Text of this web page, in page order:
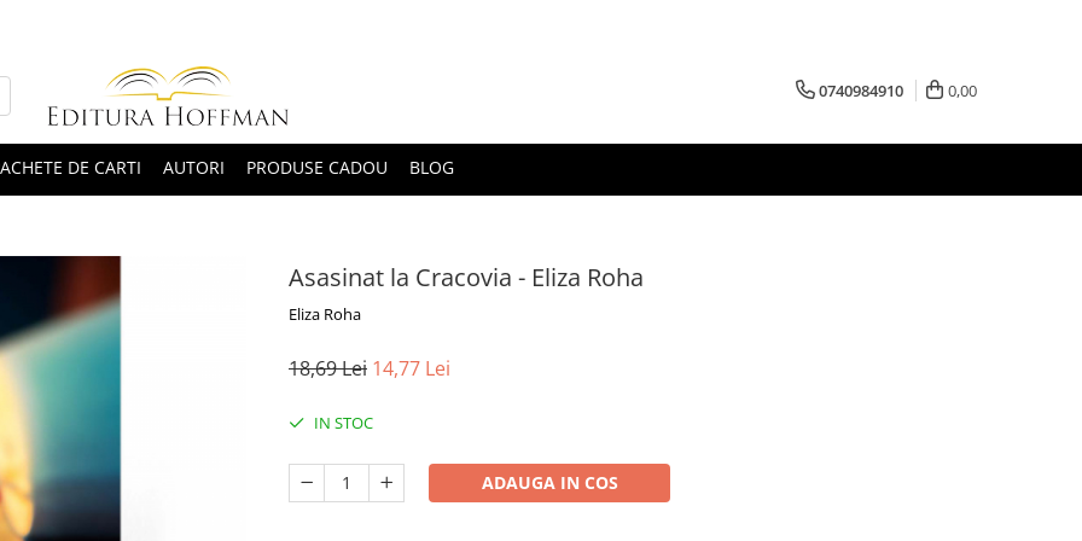
0740984910 0,00
DE CARTI AUTORI PRODUSE CADOU BLOG
Asasinat la Cracovia - Eliza Roha
Eliza Roha
18,69 Lei 14,77 Lei
IN STOC
ADAUGA IN COS